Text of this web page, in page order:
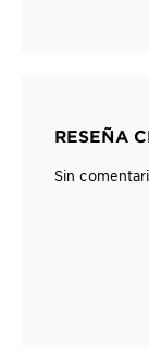
RESEÑA
Sin